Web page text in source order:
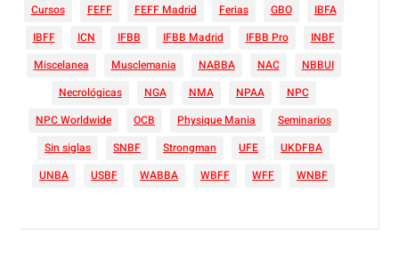
Cursos
FEFF FEFF Madrid Ferias GBO
IBFA
IBFF
ICN IFBB IFBB Madrid IFBB Pro
INBF
Miscelanea
Musclemania NABBA NAC
NBBUI
Necrológicas
NGA NMA NPAA
NPC
NPC Worldwide
OCB Physique Mania
Seminarios
Sin siglas
SNBF Strongman UFE
UKDFBA
UNBA
USBF WABBA WBFF WFF WNBF